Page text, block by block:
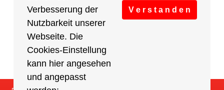
Verbesserung der
Nutzbarkeit unserer
Webseite. Die
Cookies-Einstellung
kann hier angesehen
und angepasst
V e r s t a n d e n